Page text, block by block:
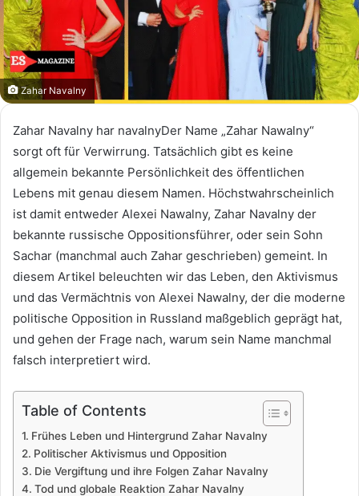
Zahar Navalny
Zahar Navalny har navalnyDer Name „Zahar Nawalny“
sorgt oft für Verwirrung. Tatsächlich gibt es keine
allgemein bekannte Persönlichkeit des öffentlichen
Lebens mit genau diesem Namen. Höchstwahrscheinlich
ist damit entweder Alexei Nawalny, Zahar Navalny der
bekannte russische Oppositionsführer, oder sein Sohn
Sachar (manchmal auch Zahar geschrieben) gemeint. In
diesem Artikel beleuchten wir das Leben, den Aktivismus
und das Vermächtnis von Alexei Nawalny, der die moderne
politische Opposition in Russland maßgeblich geprägt hat,
und gehen der Frage nach, warum sein Name manchmal
falsch interpretiert wird.
Table of Contents
Frühes Leben und Hintergrund Zahar Navalny
Politischer Aktivismus und Opposition
Die Vergiftung und ihre Folgen Zahar Navalny
Tod und globale Reaktion Zahar Navalny